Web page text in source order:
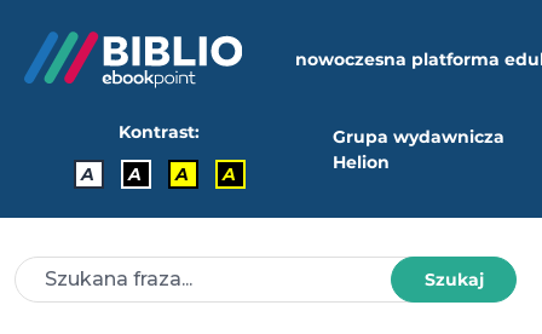
nowoczesna platforma
Kontrast:
A
A A A
Grupa wydawnicza
Helion
Szukaj